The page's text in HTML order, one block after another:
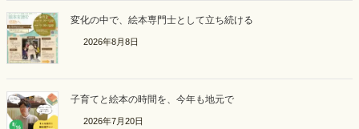
変化の中で、絵本専門士として立ち続ける
2026年8月8日
子育てと絵本の時間を、今年も地元で
2026年7月20日